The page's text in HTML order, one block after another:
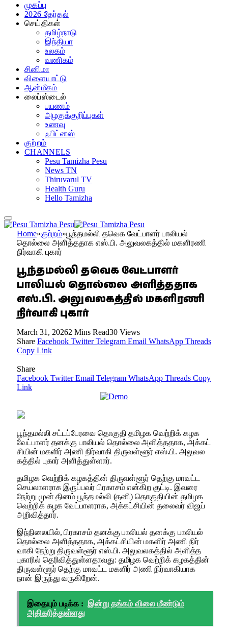
முகப்பு
2026 தேர்தல்
செய்திகள்
தமிழ்நாடு
இந்தியா
உலகம்
வணிகம்
சினிமா
விளையாட்டு
ஆன்மீகம்
லைப்ஸ்டைல்
பயணம்
அழகுக்குறிப்புகள்
உணவு
ஃபிட்னஸ்
குற்றம்
CHANNELS
Pesu Tamizha Pesu
News TN
Thiruvarul TV
Health Guru
Hello Tamizha
Home»குற்றம்»பூந்தமல்லி தவெக வேட்பாளர் பாலியல்
தொல்லை அளித்ததாக எஸ்.பி. அலுவலகத்தில் மகளிரணி
நிர்வாகி புகார்
பூந்தமல்லி தவெக வேட்பாளர்
பாலியல் தொல்லை அளித்ததாக
எஸ்.பி. அலுவலகத்தில் மகளிரணி
நிர்வாகி புகார்
March 31, 20262 Mins Read30 Views
Share Facebook Twitter Telegram Email WhatsApp Threads
Copy Link
Share
Facebook Twitter Email Telegram WhatsApp Threads Copy
Link
பூந்​தமல்லி சட்​டப்​பேரவை தொகுதி தமிழக வெற்​றிக் கழக
வேட்​பாளர் தனக்கு பாலியல் தொல்லை அளித்​த​தாக, அக்​கட்​
சி​யின் மகளிர் அணி நிர்​வாகி திரு​வள்​ளூர் எஸ்​.பி. அலு​வல​
கத்​தில் புகார் அளித்​துள்​ளார்.
தமிழக வெற்​றிக் கழகத்​தின் திரு​வள்​ளூர் தெற்கு மாவட்ட
செய​லா​ள​ராக இருப்​பவர் பிர​காசம் என்​கிற குட்​டி. இவரை
நேற்று முன் தினம் பூந்​தமல்லி (தனி) தொகு​தி​யின் தமிழக
வெற்​றிக் கழக வேட்​பாள​ராக, அக்​கட்​சி​யின் தலை​வர் விஜய்
அறி​வித்​தார்.
இந்​நிலை​யில், பிர​காசம் தனக்கு பாலியல் தனக்கு பாலியல்
தொல்லை அளித்​த​தாக, அக்​கட்​சி​யின் மகளிர் அணி நிர்​
வாகி நேற்று திரு​வள்​ளூர் எஸ்​.பி. அலு​வல​கத்​தில் அளித்​த
புகாரில் தெரி​வித்​துள்​ள​தாவது: தமிழக வெற்​றிக் கழகத்​தின்
திரு​வள்​ளூர் தெற்கு மாவட்ட மகளிர் அணி நிர்​வாகி​யாக
நான் இருந்து வரு​கிறேன்.
இதையும் படிக்க : இன்று தங்கம் விலை மீண்டும்
அதிகரித்துள்ளது